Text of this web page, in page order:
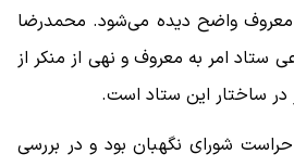
معروف واضح دیده می‌شود. محمدرضا
ستاد امر به معروف و نهی از منکر از
ساختار این ستاد است.
رییس حراست شورای نگهبان بود و در بررسی